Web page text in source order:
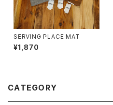
SERVING PLACE MAT
¥1,870
CATEGORY